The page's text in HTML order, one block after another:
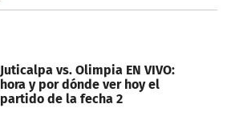
Juticalpa vs. Olimpia EN VIVO:
hora y por dónde ver hoy el
partido de la fecha 2